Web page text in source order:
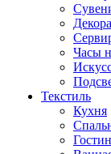
Часы
Текстиль
Кухня